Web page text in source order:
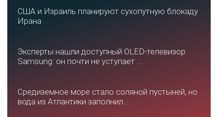
США и Израиль планируют сухопутную блокаду
Ирана
Эксперты нашли доступный OLED-телевизор
Samsung: он почти не уступает ...
Средиземное море стало соляной пустыней, но
вода из Атлантики заполнил...